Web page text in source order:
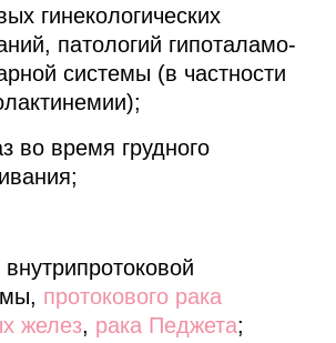
гинекологических
патологий гипоталамо-
системы (в частности
во время грудного
протокового рака
желез, рака Педжета;